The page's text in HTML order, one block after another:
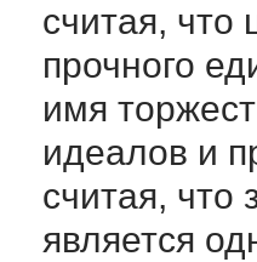
считая,
прочного
имя
идеалов и
считая, что
является